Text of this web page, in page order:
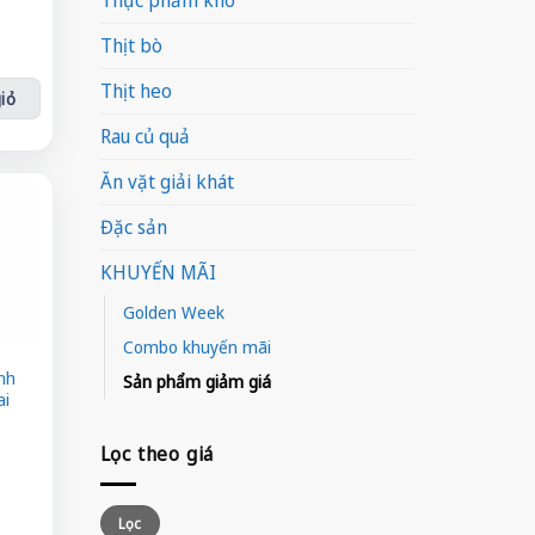
tỏi ớt (250ml) số lượng
chai (300ml) số lượng
Thịt bò
Thịt heo
Rau củ quả
Ăn vặt giải khát
Đặc sản
KHUYẾN MÃI
Golden Week
Combo khuyến mãi
Sản phẩm giảm giá
Lọc theo giá
Giá
thấp
Giá
caoLọc